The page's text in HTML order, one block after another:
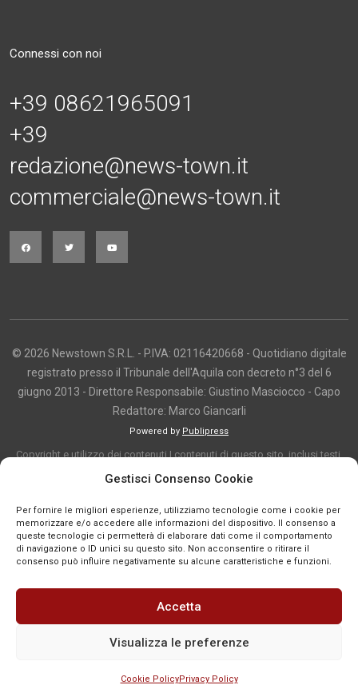
Gestisci Consenso Cookie
Per fornire le migliori esperienze, utilizziamo tecnologie come i cookie per
memorizzare e/o accedere alle informazioni del dispositivo. Il consenso a
queste tecnologie ci permetterà di elaborare dati come il comportamento
di navigazione o ID unici su questo sito. Non acconsentire o ritirare il
consenso può influire negativamente su alcune caratteristiche e funzioni.
Accetta
Visualizza le preferenze
Cookie PolicyPrivacy Policy
Connessi con noi
+39 08621965091
+39
redazione@news-town.it
commerciale@news-town.it
© 2026 Newstown S.R.L. - P.IVA: 02116420668 - Quotidiano digitale
registrato presso il Tribunale dell'Aquila con decreto n°3 del 6
giugno 2013 - Direttore Responsabile: Giustino Masciocco - Capo
Redattore: Marco Giancarli
Powered by Publipress
Copyright e utilizzo dei contenuti I contenuti di questo sito, inclusi testi,
articoli, immagini, fotografie, video e grafica, sono protetti da copyright e
indicazione. La riproduzione totale o parziale dei contenuti è consentita
solo previa autorizzazione o citando chiaramente la fonte, con link diretto
alla pagina originale, quando previsto. I contenuti provenienti da terze
parti sono pubblicati a fini informativi e restano di proprietà dei legittimi
titolari dei diritti. Se un contenuto viola diritti d’autore o norme vigenti, è
possibile segnalarlo per la verifica e l’eventuale rimozione tramite
comunicazione mail all'indirizzo redazione@news-town.it